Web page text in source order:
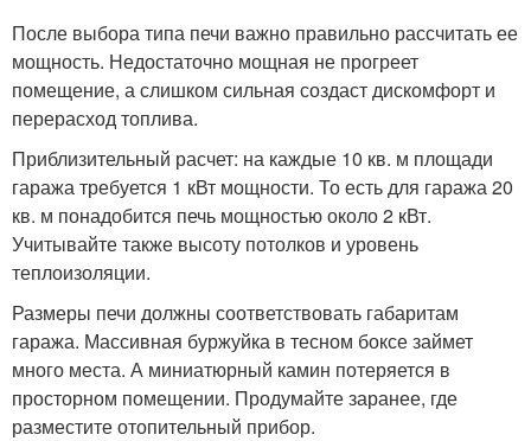
После выбора типа печи важно правильно рассчитать ее
мощность. Недостаточно мощная не прогреет
помещение, а слишком сильная создаст дискомфорт и
перерасход топлива.
Приблизительный расчет: на каждые 10 кв. м площади
гаража требуется 1 кВт мощности. То есть для гаража 20
кв. м понадобится печь мощностью около 2 кВт.
Учитывайте также высоту потолков и уровень
теплоизоляции.
Размеры печи должны соответствовать габаритам
гаража. Массивная буржуйка в тесном боксе займет
много места. А миниатюрный камин потеряется в
просторном помещении. Продумайте заранее, где
разместите отопительный прибор.